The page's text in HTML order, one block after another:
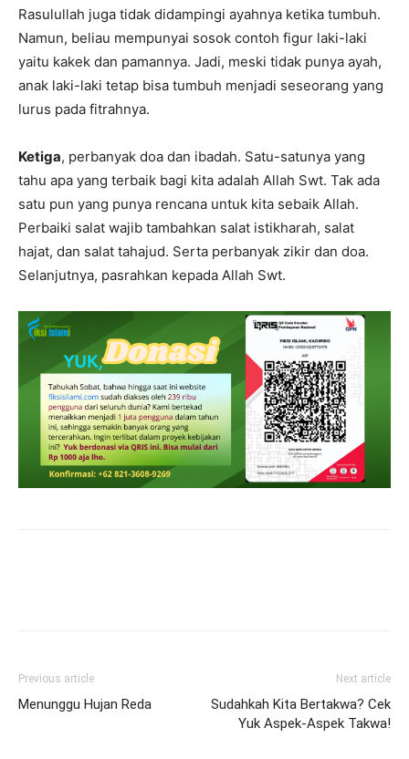
Rasulullah juga tidak didampingi ayahnya ketika tumbuh.
Namun, beliau mempunyai sosok contoh figur laki-laki
yaitu kakek dan pamannya. Jadi, meski tidak punya ayah,
anak laki-laki tetap bisa tumbuh menjadi seseorang yang
lurus pada fitrahnya.
Ketiga, perbanyak doa dan ibadah. Satu-satunya yang
tahu apa yang terbaik bagi kita adalah Allah Swt. Tak ada
satu pun yang punya rencana untuk kita sebaik Allah.
Perbaiki salat wajib tambahkan salat istikharah, salat
hajat, dan salat tahajud. Serta perbanyak zikir dan doa.
Selanjutnya, pasrahkan kepada Allah Swt.
Previous article
Menunggu Hujan Reda
Next article
Sudahkah Kita Bertakwa? Cek
Yuk Aspek-Aspek Takwa!